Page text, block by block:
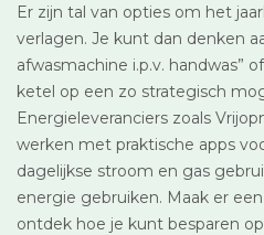
Er zijn tal van opties om het
verlagen. Je kunt dan denken
afwasmachine i.p.v. handwas”
ketel op een zo strategisch
Energieleveranciers zoals
werken met praktische apps
dagelijkse stroom en gas
energie gebruiken. Maak er
ontdek hoe je kunt besparen